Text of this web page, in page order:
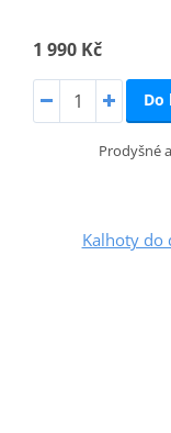
1 990 Kč
Do
Prodyšné
Kalhoty do